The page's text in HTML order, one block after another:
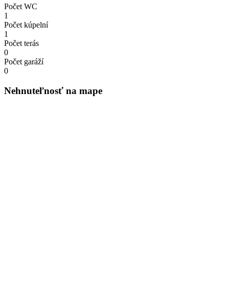
Počet WC
1
Počet kúpelní
1
Počet terás
0
Počet garáží
0
Nehnuteľnosť na mape